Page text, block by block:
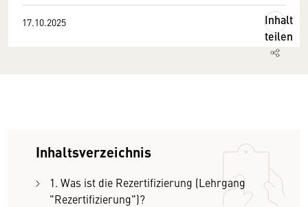
17.10.2025
Inhalt
teilen
Inhaltsverzeichnis
1. Was ist die Rezertifizierung (Lehrgang
"Rezertifizierung")?